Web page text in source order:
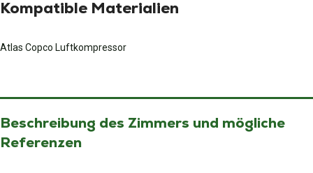
Kompatible Materialien
Atlas Copco Luftkompressor
Beschreibung des Zimmers und mögliche
Referenzen